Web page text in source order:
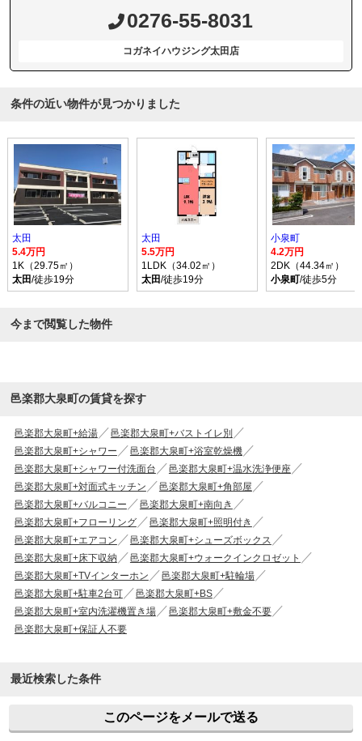
0276-55-8031
コガネイハウジング太田店
条件の近い物件が見つかりました
太田
5.4万円
1K（29.75㎡）
太田/徒歩19分
太田
5.5万円
1LDK（34.02㎡）
太田/徒歩19分
小泉町
4.2万円
2DK（44.34㎡）
小泉町/徒歩5分
今まで閲覧した物件
邑楽郡大泉町の賃貸を探す
邑楽郡大泉町+給湯
邑楽郡大泉町+バストイレ別
邑楽郡大泉町+シャワー
邑楽郡大泉町+浴室乾燥機
邑楽郡大泉町+シャワー付洗面台
邑楽郡大泉町+温水洗浄便座
邑楽郡大泉町+対面式キッチン
邑楽郡大泉町+角部屋
邑楽郡大泉町+バルコニー
邑楽郡大泉町+南向き
邑楽郡大泉町+フローリング
邑楽郡大泉町+照明付き
邑楽郡大泉町+エアコン
邑楽郡大泉町+シューズボックス
邑楽郡大泉町+床下収納
邑楽郡大泉町+ウォークインクロゼット
邑楽郡大泉町+TVインターホン
邑楽郡大泉町+駐輪場
邑楽郡大泉町+駐車2台可
邑楽郡大泉町+BS
邑楽郡大泉町+室内洗濯機置き場
邑楽郡大泉町+敷金不要
邑楽郡大泉町+保証人不要
最近検索した条件
このページをメールで送る